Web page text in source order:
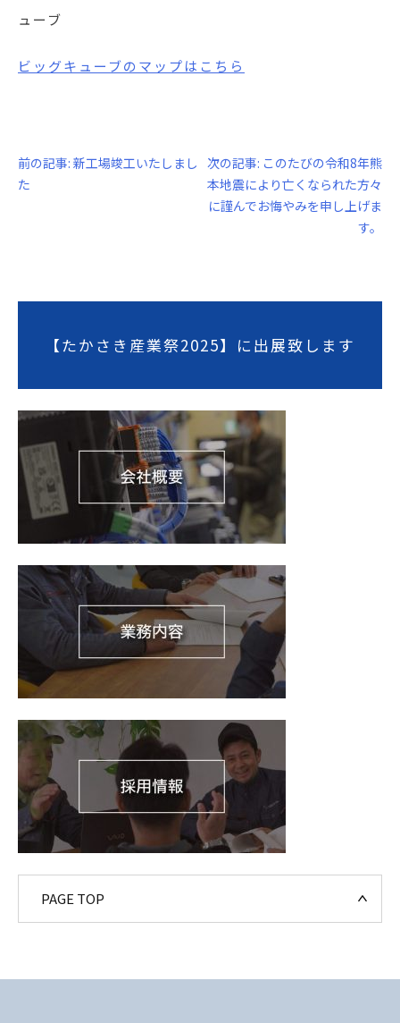
ューブ
ビッグキューブのマ ップはこちら
投
稿
ゲ
ョ
ン
前の記事: 新工場竣工いたしまし
た
次の記事: このたびの令和8年熊
本地震により亡くなられた方々
に謹んでお悔やみを申し上げま
す。
【たかさき産業祭2025】に出展致します
PAGE TOP